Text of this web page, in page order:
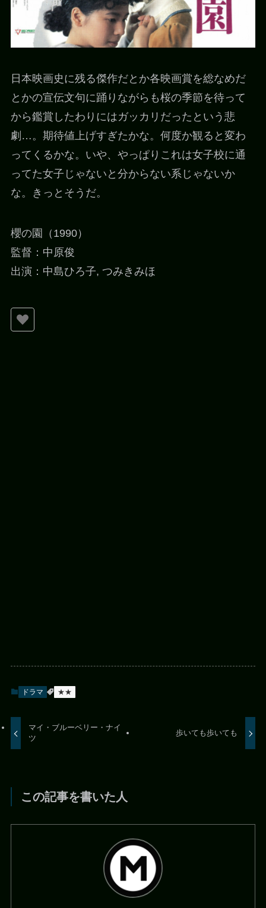
日本映画史に残る傑作だとか各映画賞を総なめだ
とかの宣伝文句に踊りながらも桜の季節を待って
から鑑賞したわりにはガッカリだったという悲
劇…。期待値上げすぎたかな。何度か観ると変わ
ってくるかな。いや、やっぱりこれは女子校に通
ってた女子じゃないと分からない系じゃないか
な。きっとそうだ。
櫻の園（1990）
監督：中原俊
出演：中島ひろ子, つみきみほ
ドラマ ★★
マイ・ブルーベリー・ナイ
ツ
歩いても歩いても
この記事を書いた人